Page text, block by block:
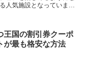
人気施設となっていま
王国の割引券クーポ
が最も格安な方法